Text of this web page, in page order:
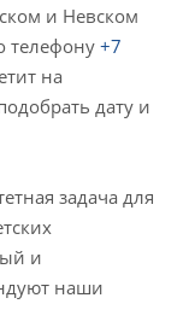
и Невском
телефону +7
на
дату и
задача для
и
наши